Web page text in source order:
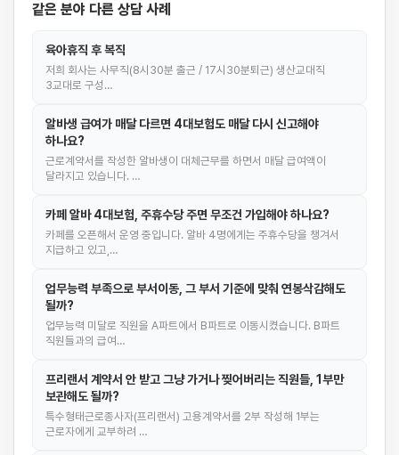
같은 분야 다른 상담 사례
육아휴직 후 복직
저희 회사는 사무직(8시30분 출근 / 17시30분퇴근) 생산교대직
3교대로 구성…
알바생 급여가 매달 다르면 4대보험도 매달 다시 신고해야
하나요?
근로계약서를 작성한 알바생이 대체근무를 하면서 매달 급여액이
달라지고 있습니다. …
카페 알바 4대보험, 주휴수당 주면 무조건 가입해야 하나요?
카페를 오픈해서 운영 중입니다. 알바 4명에게는 주휴수당을 챙겨서
지급하고 있고,…
업무능력 부족으로 부서이동, 그 부서 기준에 맞춰 연봉삭감해도
될까?
업무능력 미달로 직원을 A파트에서 B파트로 이동시켰습니다. B파트
직원들과의 급여…
프리랜서 계약서 안 받고 그냥 가거나 찢어버리는 직원들, 1부만
보관해도 될까?
특수형태근로종사자(프리랜서) 고용계약서를 2부 작성해 1부는
근로자에게 교부하려 …